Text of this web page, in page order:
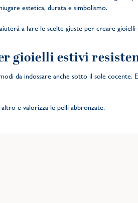
estetica, durata e simbolismo.
a fare le scelte giuste per creare gioielli
gioielli estivi
da indossare anche sotto il sole cocente.
e valorizza le pelli abbronzate.